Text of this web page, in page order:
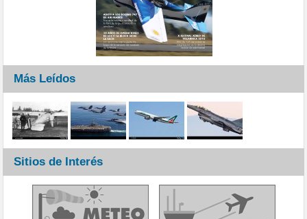
Más Leídos
Sitios de Interés